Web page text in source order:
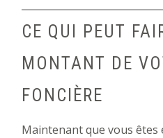
CE QUI PEUT
MONTANT DE
FONCIÈRE
Maintenant que vous êtes